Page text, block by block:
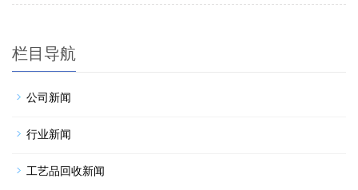
栏目导航
公司新闻
行业新闻
工艺品回收新闻